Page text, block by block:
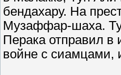
бендахару. На
Музаффар-шаха.
Перака отправил в
войне с сиамцами,